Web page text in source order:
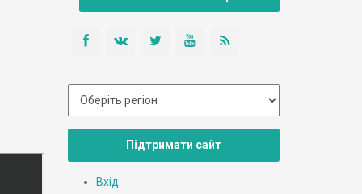
Підтримати сайт
Вхід